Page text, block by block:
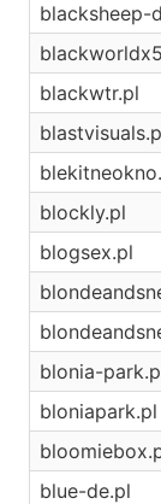
blacksheep-
blackwtr.pl
blockly.pl
blogsex.pl
blonia-
bloniapark.pl
blue-de.pl